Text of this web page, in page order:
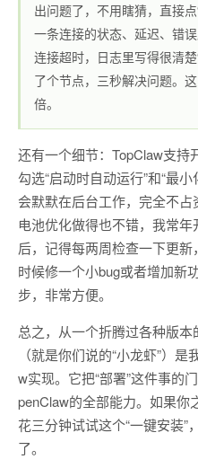
出问题了，不用瞎猜，直接
一条连接的状态、延迟、错
连接超时，日志里写得很清
了个节点，三秒解决问题。
倍。
还有一个细节：TopClaw支持
勾选“启动时自动运行”和“最
会默默在后台工作，完全不
电池优化做得也不错，我常
后，记得每两周检查一下更
时候修一个小bug或者增加新
步，非常方便。
总之，从一个折腾过各种版
（就是你们说的“小龙虾”）
w实现。它把“部署”这件事的
penClaw的全部能力。如果你
花三分钟试试这个“一键安装
了。